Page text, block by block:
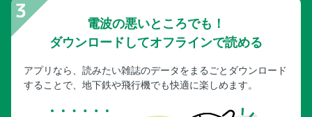
電波の悪いところでも！
ダウンロードしてオフラインで読める
アプリなら、読みたい雑誌のデータをまるごとダウンロード
することで、地下鉄や飛行機でも快適に楽しめます。